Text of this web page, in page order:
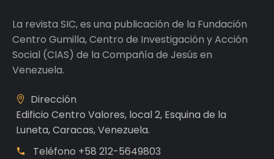
La revista SIC, es una publicación de la Fundación
Centro Gumilla, Centro de Investigación y Acción
Social (CIAS) de la Compañía de Jesús en
Venezuela.
Dirección
Edificio Centro Valores, local 2, Esquina de la
Luneta, Caracas, Venezuela.
Teléfono +58 212-5649803